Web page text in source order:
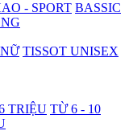
- SPORT BASSIC
TISSOT UNISEX
TRIỆU TỪ 6 - 10